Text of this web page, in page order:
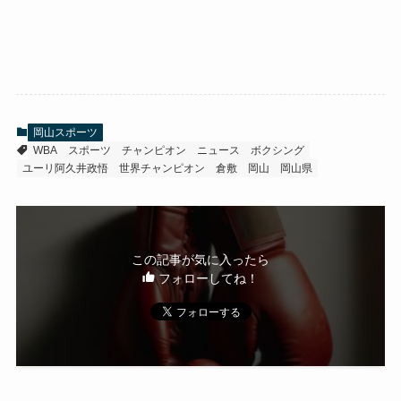
岡山スポーツ
WBA
スポーツ チャンピオン ニュース
ボクシング
ユーリ阿久井政悟
世界チャンピオン 倉敷 岡山 岡山県
この記事が気に入ったら
フォローしてね！